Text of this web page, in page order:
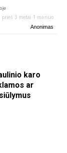
prieš 3 metai 1 mėnuo
Anonimas
karo
ar